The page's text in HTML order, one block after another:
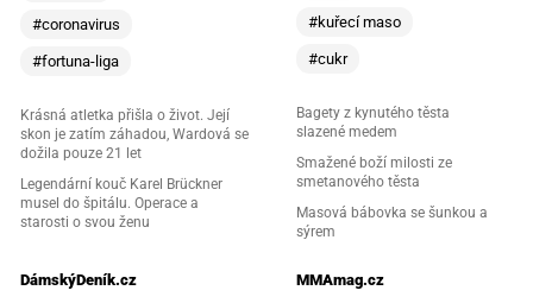
#coronavirus
#fortuna-liga
Krásná atletka přišla o život. Její
skon je zatím záhadou, Wardová se
dožila pouze 21 let
Legendární kouč Karel Brückner
musel do špitálu. Operace a
starosti o svou ženu
#kuřecí maso
#cukr
Bagety z kynutého těsta
slazené medem
Smažené boží milosti ze
smetanového těsta
Masová bábovka se šunkou a
sýrem
DámskýDeník.cz
MMAmag.cz